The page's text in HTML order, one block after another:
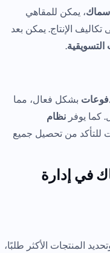
، يمكن للمقاهي
تكاليف الإنتاج. يمكن بعد
التسويقية.
بشكل فعال، مما
كما يوفر نظام
للتأكد من تحصيل جميع
في إدارة
المنتجات الأكثر طلبًا،